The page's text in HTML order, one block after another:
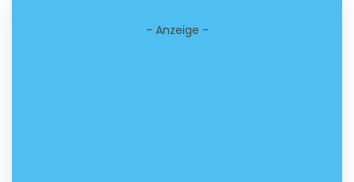
- Anzeige -